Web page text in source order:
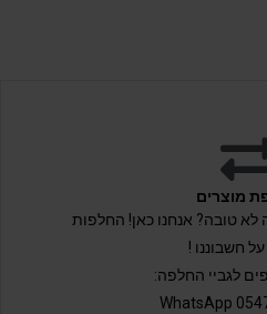
מוצרים
טובה? אנחנו כאן! החלפות
חשבוננו !
לגביי החלפה: